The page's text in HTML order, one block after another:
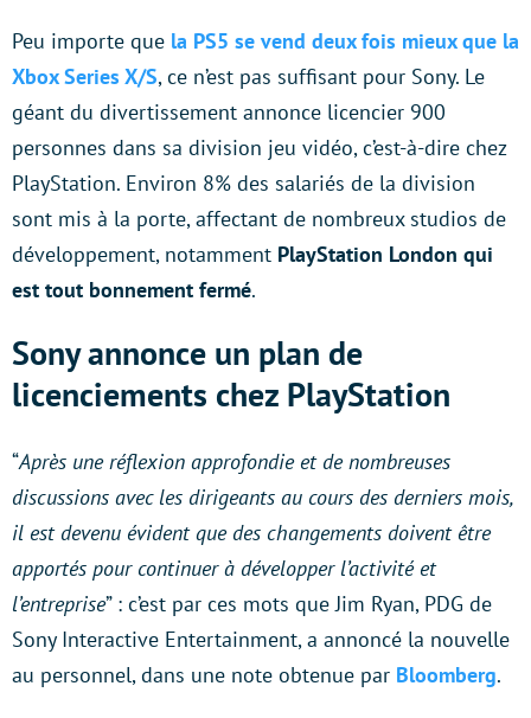
Peu importe que la PS5 se vend deux fois mieux que la
Xbox Series X/S, ce n’est pas suffisant pour Sony. Le
géant du divertissement annonce licencier 900
personnes dans sa division jeu vidéo, c’est-à-dire chez
PlayStation. Environ 8% des salariés de la division
sont mis à la porte, affectant de nombreux studios de
développement, notamment PlayStation London qui
est tout bonnement fermé.
Sony annonce un plan de
licenciements chez PlayStation
“Après une réflexion approfondie et de nombreuses
discussions avec les dirigeants au cours des derniers mois,
il est devenu évident que des changements doivent être
apportés pour continuer à développer l’activité et
l’entreprise” : c’est par ces mots que Jim Ryan, PDG de
Sony Interactive Entertainment, a annoncé la nouvelle
au personnel, dans une note obtenue par Bloomberg.